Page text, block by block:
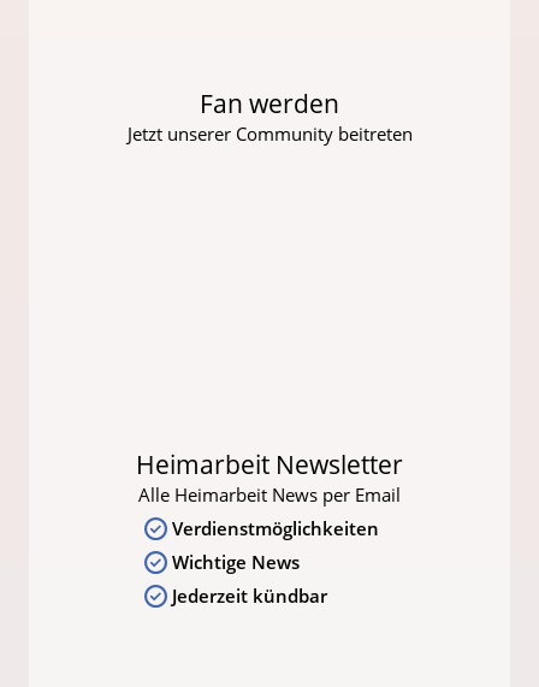
Fan werden
Jetzt unserer Community beitreten
Heimarbeit Newsletter
Alle Heimarbeit News per Email
Verdienstmöglichkeiten
Wichtige News
Jederzeit kündbar